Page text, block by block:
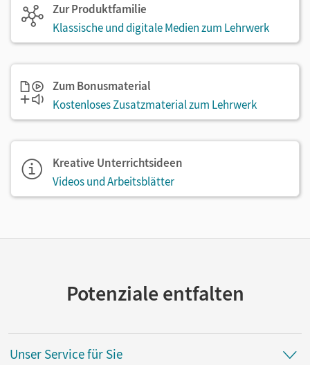
Zur Produktfamilie
Klassische und digitale Medien zum Lehrwerk
Zum Bonusmaterial
Kostenloses Zusatzmaterial zum Lehrwerk
Kreative Unterrichtsideen
Videos und Arbeitsblätter
Potenziale entfalten
Unser Service für Sie